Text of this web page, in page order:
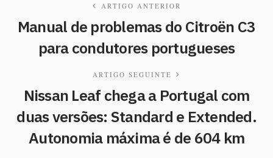
ARTIGO ANTERIOR
Manual de problemas do Citroën C3
para condutores portugueses
ARTIGO SEGUINTE
Nissan Leaf chega a Portugal com
duas versões: Standard e Extended.
Autonomia máxima é de 604 km